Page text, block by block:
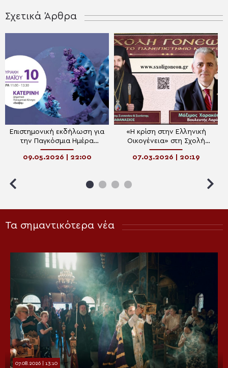
Σχετικά Άρθρα
Επιστημονική εκδήλωση για
την Παγκόσμια Ημέρα
Ανοσολογίας στην Κατερίνη
09.05.2026 | 22:00
«Η κρίση στην Ελληνική
Οικογένεια» στη Σχολή
Γονέων Κατερίνης τη
Δευτέρα 9 Μαρτίου
07.03.2026 | 20:19
Τα σημαντικότερα νέα
07.08.2026 | 13:10